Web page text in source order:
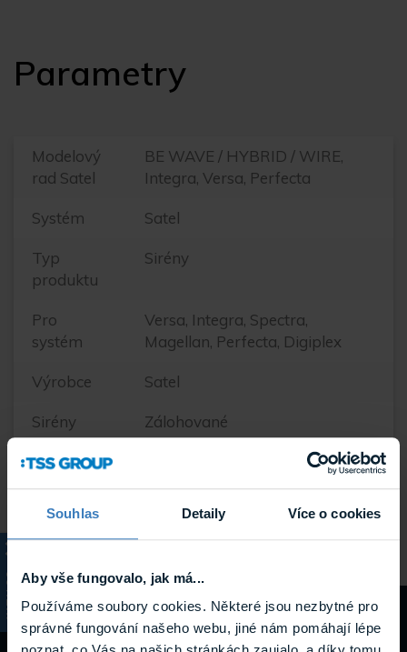
Souhlas Detaily Více o cookies
Aby vše fungovalo, jak má...
Používáme soubory cookies. Některé jsou nezbytné pro
správné fungování našeho webu, jiné nám pomáhají lépe
KATALOG
Parametry
Modelový
rad Satel
BE WAVE / HYBRID / WIRE,
Integra, Versa, Perfecta
Systém Satel
Typ
produktu
Sirény
Pro
systém
Versa, Integra, Spectra,
Magellan, Perfecta, Digiplex
Výrobce Satel
Sirény Zálohované
Umístění
Návody a